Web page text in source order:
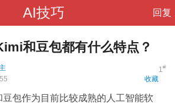
AI技巧 回复
和豆包都有什么特点？
1#
收藏
包作为目前比较成熟的人工智能软